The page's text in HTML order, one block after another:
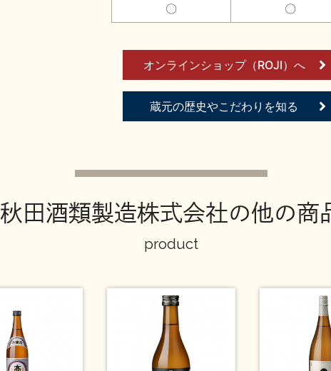
〇 〇
オンラインショップ（ROJI）へ
蔵元の歴史やこだわりを知る
秋田酒類製造株式会社の他の商
product